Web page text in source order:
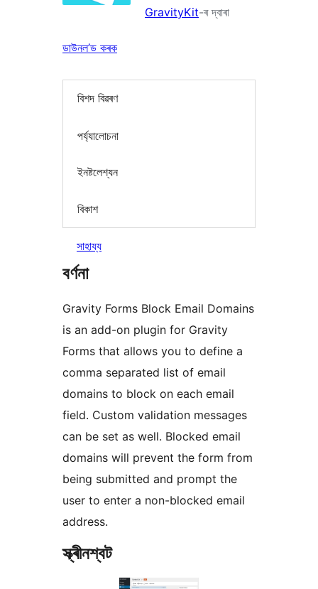
GravityKit-ৰ দ্বাৰা
ডাউনল’ড কৰক
বিশদ বিৱৰণ
পৰ্য্যালোচনা
ইনষ্টলেশ্যন
বিকাশ
সাহায্য
বৰ্ণনা
Gravity Forms Block Email Domains
is an add-on plugin for Gravity
Forms that allows you to define a
comma separated list of email
domains to block on each email
field. Custom validation messages
can be set as well. Blocked email
domains will prevent the form from
being submitted and prompt the
user to enter a non-blocked email
address.
স্ক্ৰীনশ্বট